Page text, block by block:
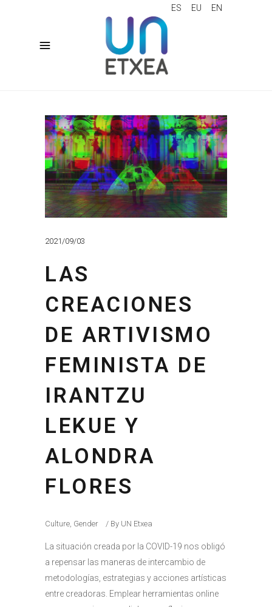
ES EU EN
2021/09/03
LAS
CREACIONES
DE ARTIVISMO
FEMINISTA DE
IRANTZU
LEKUE Y
ALONDRA
FLORES
Culture Gender By UN Etxea
La situación creada por la COVID-19 nos obligó
a repensar las maneras de intercambio de
metodologías, estrategias y acciones artísticas
entre creadoras. Emplear herramientas online